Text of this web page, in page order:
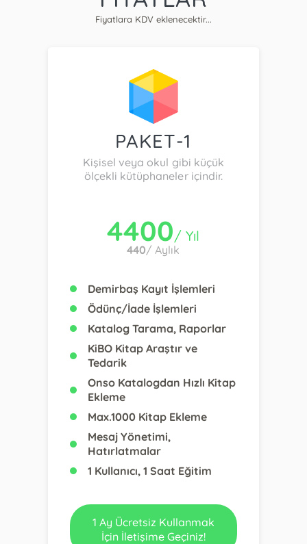
Fiyatlara KDV eklenecektir...
PAKET-1
Kişisel veya okul gibi küçük
ölçekli kütüphaneler içindir.
4400/ Yıl
440/ Aylık
Demirbaş Kayıt İşlemleri
Ödünç/İade İşlemleri
Katalog Tarama, Raporlar
KiBO Kitap Araştır ve
Tedarik
Onso Katalogdan Hızlı Kitap
Ekleme
Max.1000 Kitap Ekleme
Mesaj Yönetimi,
Hatırlatmalar
1 Kullanıcı, 1 Saat Eğitim
1 Ay Ücretsiz Kullanmak
İçin İletişime Geçiniz!